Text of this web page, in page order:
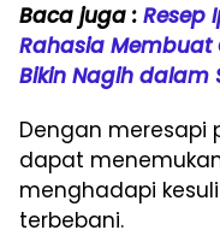
Baca juga : Resep
Rahasia
Bikin Nagih dalam
Dengan meresapi
dapat
menghadapi
terbebani.